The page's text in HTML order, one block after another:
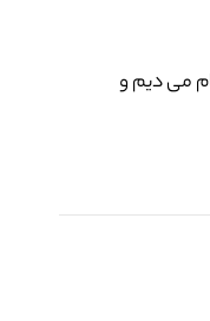
می دیم و